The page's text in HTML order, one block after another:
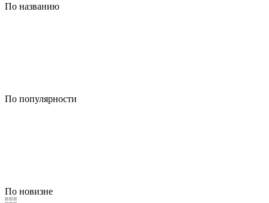
По названию
По популярности
По новизне